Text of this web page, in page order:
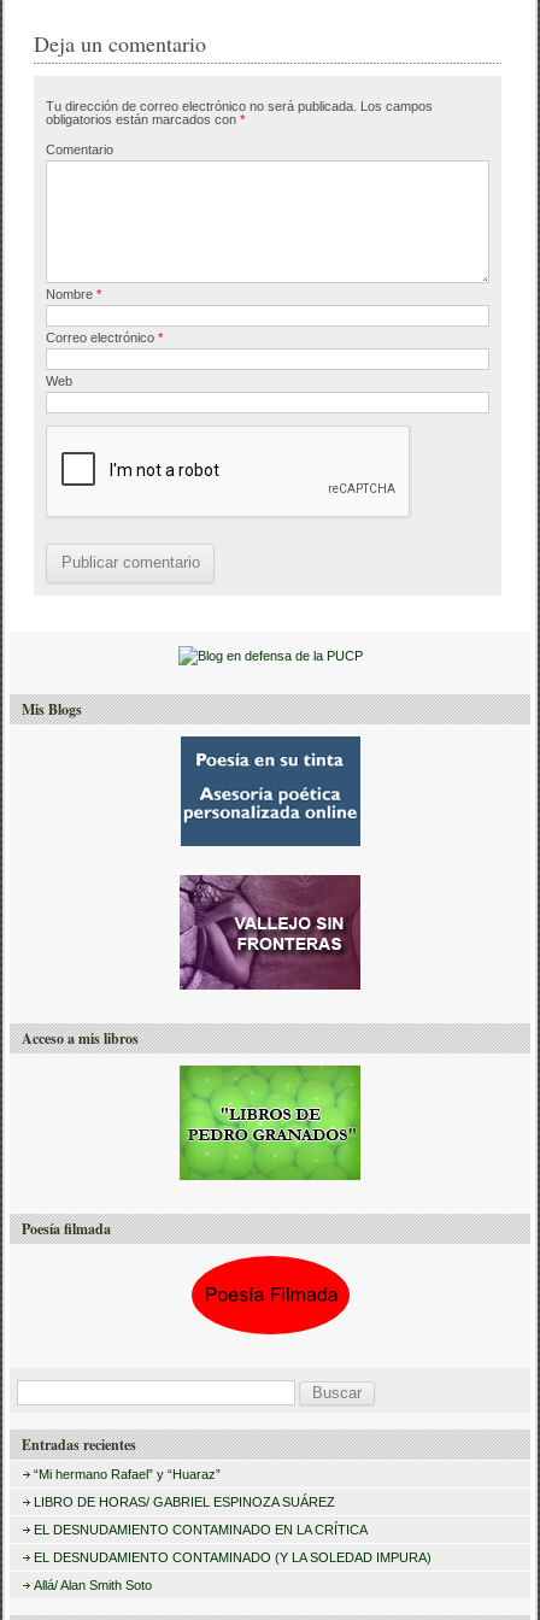
e
o
o
er p
tir
Deja un comentario
Tu dirección de correo electrónico no será publicada.
Los campos
obligatorios están marcados con*
Comentario
Nombre*
Correo electrónico*
Web
Mis Blogs
Acceso a mis libros
Poesía filmada
s
r
Entradas recientes
“Mi hermano Rafael” y “Huaraz”
LIBRO DE HORAS/ GABRIEL ESPINOZA SUÁREZ
EL DESNUDAMIENTO CONTAMINADO EN LA CRÍTICA
EL DESNUDAMIENTO CONTAMINADO (Y LA SOLEDAD IMPURA)
Allá/ Alan Smith Soto